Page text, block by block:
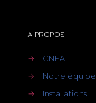
A PROPOS
→
CNEA
→
Notre équipe
→
Installations